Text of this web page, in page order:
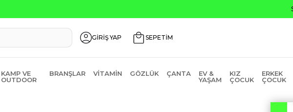
GİRİŞ YAP SEPETİM
KAMP VE
OUTDOOR
BRANŞLAR VITAMIN GÖZLÜK ÇANTA
EV &
YAŞAM
KIZ
ÇOCUK
ERKEK
ÇOCUK